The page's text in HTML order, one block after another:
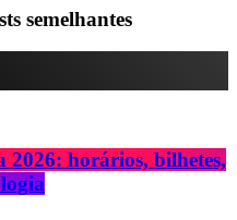
semelhantes
2026: horários, bilhetes,